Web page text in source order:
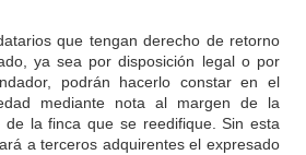
que tengan derecho de retorno
ya sea por disposición legal o por
podrán hacerlo constar en el
mediante nota al margen de la
de la finca que se reedifique. Sin esta
a terceros adquirentes el expresado